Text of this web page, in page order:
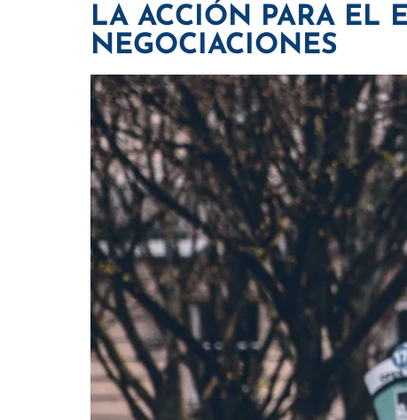
LA ACCIÓN PARA EL
NEGOCIACIONES